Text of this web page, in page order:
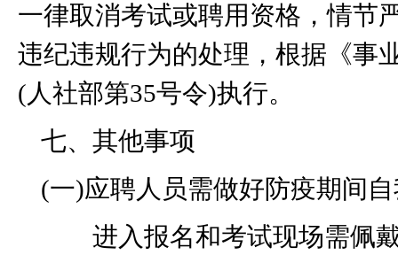
一律取消考试或聘用资格，情节
违纪违规行为的处理，根据《事
( 人社部第35号令)执行。
七、其他事项
(一)应聘人员需做好防疫期间
进入报名和考试现场需佩戴